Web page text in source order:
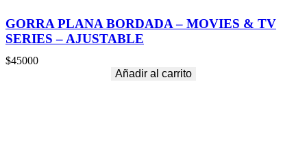
GORRA PLANA BORDADA – MOVIES & TV
SERIES – AJUSTABLE
$45000
Añadir al carrito